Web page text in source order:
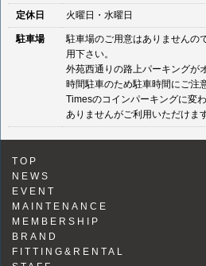
定休日 火曜日・水曜日
駐車場
駐車場のご用意はありませんの
用下さい。
外苑西通りの路上パーキングが
時間駐車のため駐車時間にご注
Timesのコインパーキングに変
ありませんがご利用いただけま
TOP
NEWS
EVENT
MAINTENANCE
MEMBERSHIP
BRAND
FITTING&RENTAL